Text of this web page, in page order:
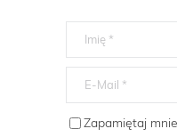
Zapamiętaj